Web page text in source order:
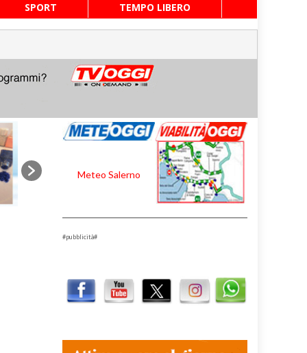
SPORT TEMPO LIBERO
Meteo Salerno
#pubblicità#